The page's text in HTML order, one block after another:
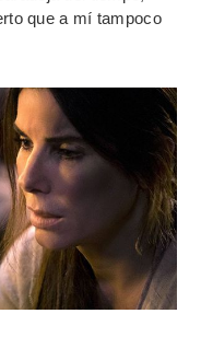
que a mí tampoco